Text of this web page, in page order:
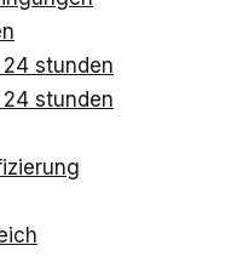
stunden
stunden